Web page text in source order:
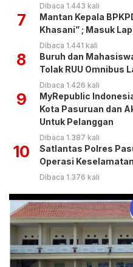
Dibaca 1.443 kali
7
Mantan Kepala
Khasani” ; Masuk
Dibaca 1.441 kali
8
Buruh dan
Tolak RUU Omnibus
Dibaca 1.426 kali
9
MyRepublic
Kota Pasuruan dan
Untuk Pelanggan
Dibaca 1.387 kali
10
Satlantas Polres
Operasi
Dibaca 1.376 kali